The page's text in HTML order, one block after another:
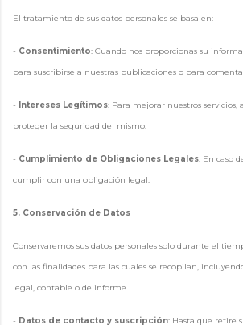
El tratamiento de sus datos personales se basa en:
- Consentimiento: Cuando nos proporcionas su
para suscribirse a nuestras publicaciones o para
- Intereses Legítimos: Para mejorar nuestros
proteger la seguridad del mismo.
- Cumplimiento de Obligaciones Legales: En caso
cumplir con una obligación legal.
5. Conservación de Datos
Conservaremos sus datos personales solo durante el
con las finalidades para las cuales se recopilan,
legal, contable o de informe.
- Datos de contacto y suscripción: Hasta que retire